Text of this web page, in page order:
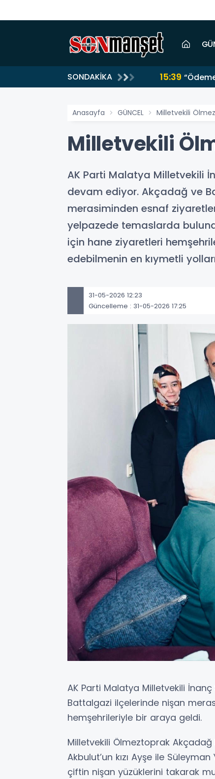
SONDAKİKA 15:39
Anasayfa GÜNCEL Milletvekili
Milletvekili
AK Parti Malatya Milletvekili
devam ediyor. Akçadağ ve
merasiminden esnaf
yelpazede temaslarda
için hane ziyaretleri
edebilmenin en kıymetli
31-05-2026 12:23
Güncelleme : 31-05-2026 17:25
AK Parti Malatya Milletvekili
Battalgazi ilçelerinde nişan
hemşehrileriyle bir araya geldi.
Milletvekili Ölmeztoprak
Akbulut’un kızı Ayşe ile
çiftin nişan yüzüklerini takarak